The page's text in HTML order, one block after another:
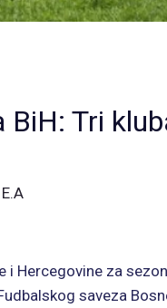
BiH: Tri
E.A
i Hercegovine za
saveza